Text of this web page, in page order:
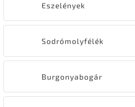
Eszelények
Sodrómolyfélék
Burgonyabogár